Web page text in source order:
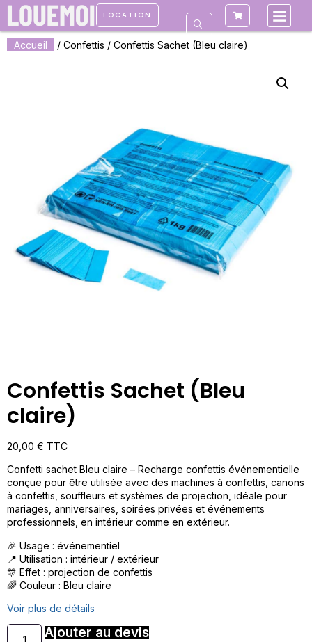
LOCATION
Accueil / Confettis / Confettis Sachet (Bleu claire)
Confettis Sachet (Bleu
claire)
20,00 € TTC
Confetti sachet Bleu claire – Recharge confettis événementielle
conçue pour être utilisée avec des machines à confettis, canons
à confettis, souffleurs et systèmes de projection, idéale pour
mariages, anniversaires, soirées privées et événements
professionnels, en intérieur comme en extérieur.
🎉 Usage : événementiel
📍 Utilisation : intérieur / extérieur
🎊 Effet : projection de confettis
🌈 Couleur : Bleu claire
Voir plus de détails
Ajouter au devis